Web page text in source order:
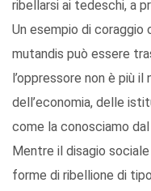
ribellarsi ai tedeschi, a
Un esempio di
mutandis può essere
l’oppressore non è più
dell’economia, delle
come la conosciamo
Mentre il disagio
forme di ribellione di